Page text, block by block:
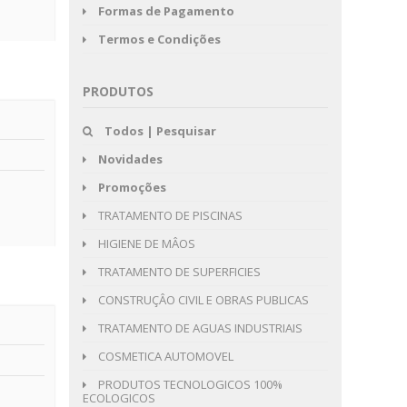
Formas de Pagamento
Termos e Condições
PRODUTOS
Todos | Pesquisar
Novidades
Promoções
TRATAMENTO DE PISCINAS
HIGIENE DE MÂOS
TRATAMENTO DE SUPERFICIES
CONSTRUÇÂO CIVIL E OBRAS PUBLICAS
TRATAMENTO DE AGUAS INDUSTRIAIS
COSMETICA AUTOMOVEL
PRODUTOS TECNOLOGICOS 100%
ECOLOGICOS